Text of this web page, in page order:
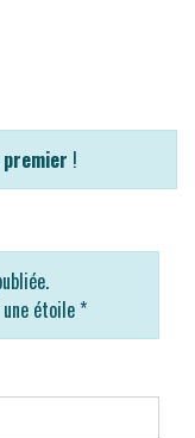
premier !
étoile *